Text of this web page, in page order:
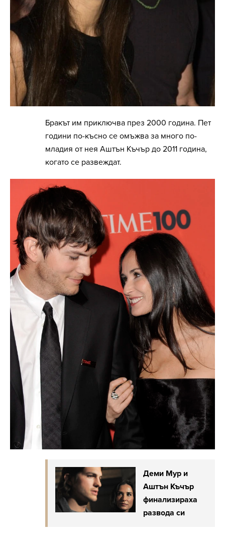
Бракът им приключва през 2000 година. Пет
години по-късно се омъжва за много по-
младия от нея Аштън Къчър до 2011 година,
когато се развеждат.
Деми Мур и
Аштън Къчър
финализираха
развода си